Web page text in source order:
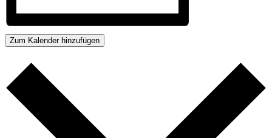
Zum Kalender hinzufügen